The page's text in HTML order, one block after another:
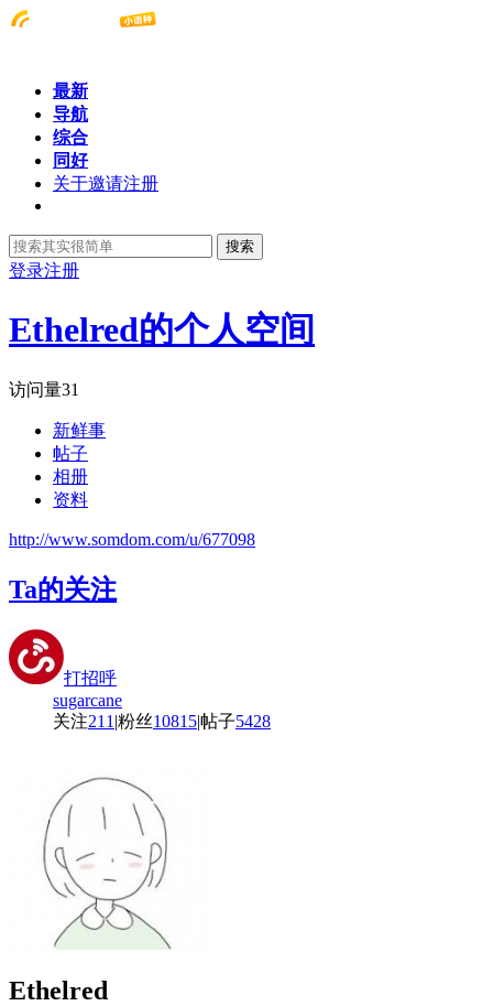
最新
导航
综合
同好
关于邀请注册
搜索
登录注册
Ethelred的个人空间
访问量31
新鲜事
帖子
相册
资料
http://www.somdom.com/u/677098
Ta的关注
打招呼
sugarcane
关注211 |粉丝10815|帖子5428
Ethelred